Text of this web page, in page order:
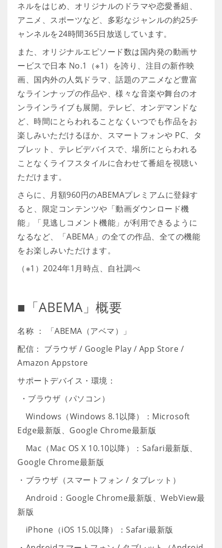
ネルをはじめ、オリジナルのドラマや恋愛番組、
アニメ、スポーツなど、多彩なジャンルの約25チ
ャンネルを24時間365日放送しています。
また、オリジナルエピソード数は国内発の動画サ
ービスで日本 No.1（※1）を誇り、注目の新作映
画、国内外の人気ドラマ、話題のアニメなど豊富
なラインナップの作品や、様々な音楽や舞台のオ
ンラインライブも展開。テレビ、オンデマンドな
ど、時間にとらわれることなくいつでも作品をお
楽しみいただけるほか、スマートフォンや PC、タ
ブレット、テレビデバイスで、場所にとらわれる
ことなくライフスタイルに合わせて番組を視聴い
ただけます。
さらに、月額960円のABEMAプレミアムに登録す
ると、限定コンテンツや「動画ダウンロード機
能」「見逃しコメント機能」が利用できるように
なるなど、「ABEMA」の全ての作品、全ての機能
をお楽しみいただけます。
（※1）2024年1月時点、自社調べ
■「ABEMA」概要
名称 ： 「ABEMA（アベマ）」
配信： ブラウザ / Google Play / App Store /
Amazon Appstore
サポートデバイス・環境：
・ブラウザ（パソコン）
Windows（Windows 8.1以降）：Microsoft
Edge最新版、Google Chrome最新版
Mac（Mac OS X 10.10以降）：Safari最新版、
Google Chrome最新版
・ブラウザ（スマートフォン / タブレット）
Android：Google Chrome最新版、WebView最
新版
iPhone（iOS 15.0以降）：Safari最新版